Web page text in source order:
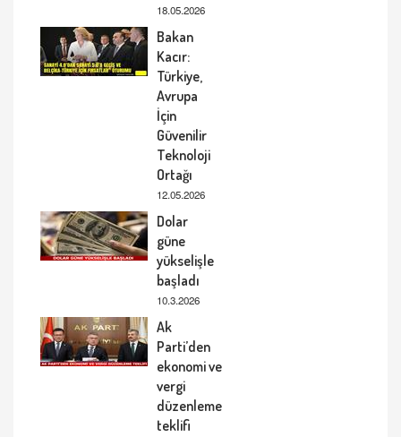
18.05.2026
Bakan
Kacır:
Türkiye,
Avrupa
İçin
Güvenilir
Teknoloji
Ortağı
12.05.2026
Dolar
güne
yükselişle
başladı
10.3.2026
Ak
Parti’den
ekonomi ve
vergi
düzenleme
teklifi